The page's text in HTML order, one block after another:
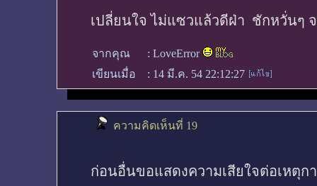
เปลี่ยนใจ ไม่แซวแล้วดีฝ่า ชักหวั่นๆ
จากคุณ : LoveError
เขียนเมื่อ
: 14 มี.ค. 54 22:12:27
ความคิดเห็นที่ 19
ก่อนอื่นขอแสดงความเสียใจต่อเห